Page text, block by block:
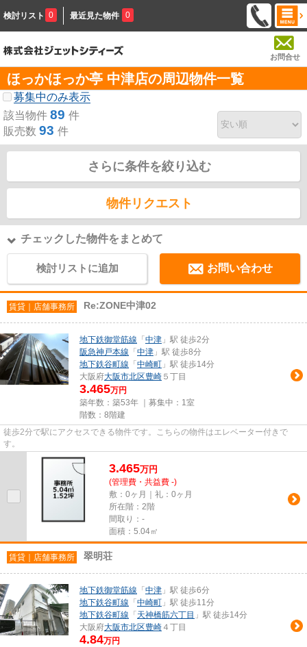
検討リスト 0 最近見た物件 0
お問合せ
ほっかほっか亭 中津店の周辺物件一覧
募集中のみ表示
該当物件 89 件
販売数 93 件
さらに条件を絞り込む
物件リクエスト
チェックした物件をまとめて
検討リストに追加 お問い合わせ
賃貸｜店舗事務所 Re:ZONE中津02
地下鉄御堂筋線 「 中津 」駅 徒歩2分
阪急神戸本線 「 中津 」駅 徒歩8分
地下鉄谷町線 「 中崎町 」駅 徒歩14分
大阪府大阪市北区豊崎 ５丁目
3.465万円
築年数：築53年 ｜募集中： 1室
階数：8階建
徒歩2分で駅にアクセスできる物件です。こちらの物件はエレベーター付きで
す。
3.465万円
(管理費・共益費 -)
敷：0ヶ月｜礼：0ヶ月
所在階：2階
間取り：-
面積：5.04㎡
賃貸｜店舗事務所 翠明荘
地下鉄御堂筋線 「 中津 」駅 徒歩6分
地下鉄谷町線 「 中崎町 」駅 徒歩11分
地下鉄谷町線 「 天神橋筋六丁目 」駅 徒歩14分
大阪府大阪市北区豊崎 ４丁目
4.84万円